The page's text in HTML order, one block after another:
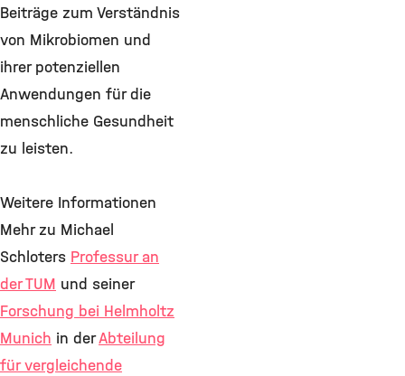
Beiträge zum Verständnis
von Mikrobiomen und
ihrer potenziellen
Anwendungen für die
menschliche Gesundheit
zu leisten.
Weitere Informationen
Mehr zu Michael
Schloters Professur an
der TUM und seiner
Forschung bei Helmholtz
Munich in derAbteilung
für vergleichende